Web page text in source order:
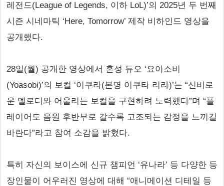
레전드(League of Legends, 이하 LoL)’의 2025년 두 번째
시즌 시네마틱 ‘Here, Tomorrow’ 제작 비하인드 영상을
공개했다.
28일(월) 공개한 영상에서 혼성 듀오 ‘요아소비
(Yoasobi)’의 보컬 ‘이쿠라(본명 이쿠타 리라)’는 “신비로
운 멜로디와 어울리는 보컬을 구현하려 노력했다”며 “플
레이어도 음원 후반부로 갈수록 고조되는 감정을 느끼길
바란다”라고 참여 소감을 밝혔다.
특히 자신의 보이스에 신규 챔피언 ‘유나라’ 등 다양한 등
장인물이 어우러진 영상에 대해 “애니메이션 디테일 등